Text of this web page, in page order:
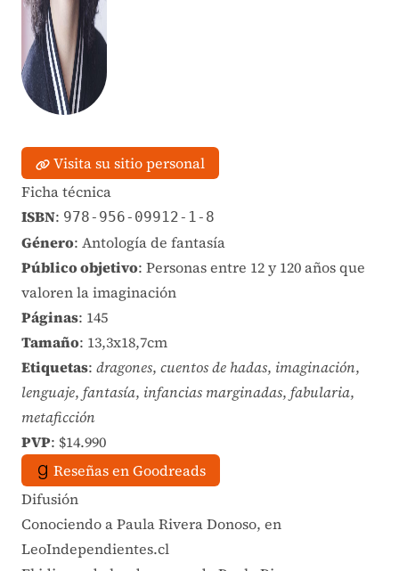
Visita su sitio personal
Ficha técnica
ISBN: 978-956-09912-1-8
Género: Antología de fantasía
Público objetivo: Personas entre 12 y 120 años que
valoren la imaginación
Páginas: 145
Tamaño: 13,3x18,7cm
Etiquetas: dragones, cuentos de hadas, imaginación,
lenguaje, fantasía, infancias marginadas, fabularia,
metaficción
PVP: $14.990
Reseñas en Goodreads
Difusión
Conociendo a Paula Rivera Donoso, en
LeoIndependientes.cl